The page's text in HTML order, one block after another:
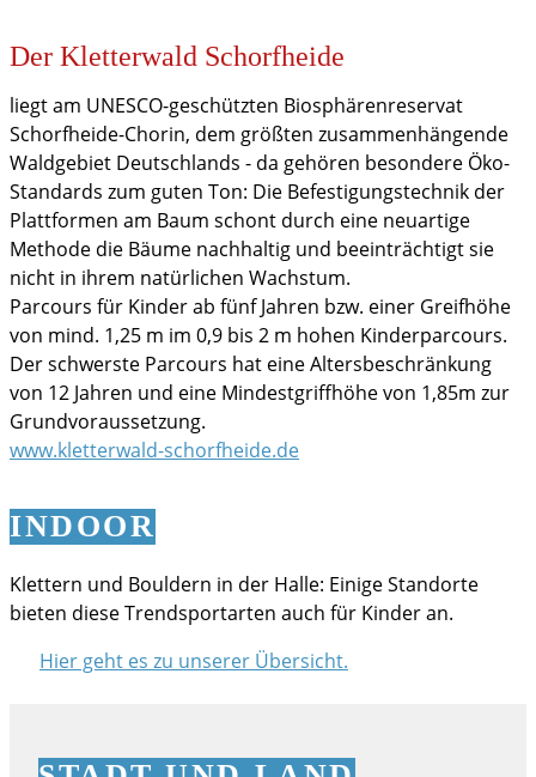
Der Kletterwald Schorfheide
liegt am UNESCO-geschützten Biosphärenreservat
Schorfheide-Chorin, dem größten zusammenhängende
Waldgebiet Deutschlands - da gehören besondere Öko-
Standards zum guten Ton: Die Befestigungstechnik der
Plattformen am Baum schont durch eine neuartige
Methode die Bäume nachhaltig und beeinträchtigt sie
nicht in ihrem natürlichen Wachstum.
Parcours für Kinder ab fünf Jahren bzw. einer Greifhöhe
von mind. 1,25 m im 0,9 bis 2 m hohen Kinderparcours.
Der schwerste Parcours hat eine Altersbeschränkung
von 12 Jahren und eine Mindestgriffhöhe von 1,85m zur
Grundvoraussetzung.
www.kletterwald-schorfheide.de
INDOOR
Klettern und Bouldern in der Halle: Einige Standorte
bieten diese Trendsportarten auch für Kinder an.
Hier geht es zu unserer Übersicht.